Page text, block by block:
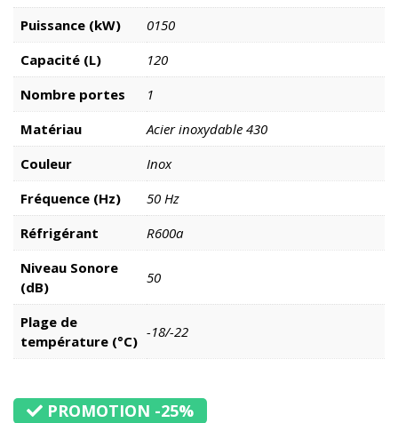
Puissance (kW)
0150
Capacité (L)
120
Nombre portes
1
Matériau
Acier inoxydable 430
Couleur
Inox
Fréquence (Hz)
50 Hz
Réfrigérant
R600a
Niveau Sonore
(dB)
50
Plage de
température (°C)
-18/-22
PROMOTION -25%